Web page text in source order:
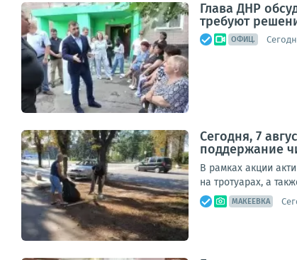
Глава ДНР
требуют
ОФИЦ.
Сегодня, 7
поддержание
В рамках акции
на тротуарах, а
МАКЕЕВКА